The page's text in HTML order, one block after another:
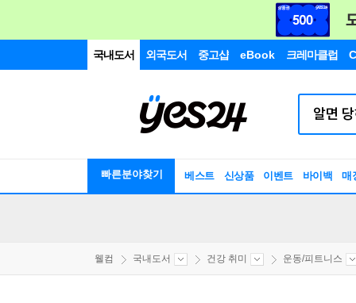
국내도서 외국도서 중고샵 eBook 크레마클럽
빠른분야찾기 베스트 신상품 이벤트 바이백 매
웰컴 국내도서 건강 취미 운동/피트니스